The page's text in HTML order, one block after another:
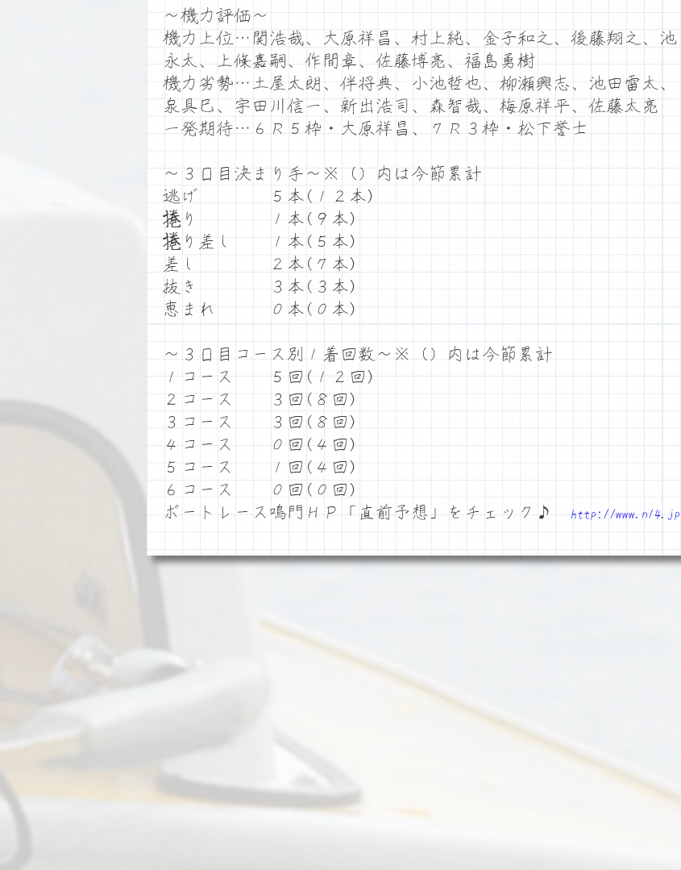
～機力評価～
機力上位…関浩哉、大原祥昌、村上純、金子和之、後藤翔之、池
永太、上條嘉嗣、作間章、佐藤博亮、福島勇樹
機力劣勢…土屋太朗、伴将典、小池哲也、柳瀬興志、池田雷太、
泉具巳、宇田川信一、新出浩司、森智哉、梅原祥平、佐藤太亮
一発期待…６Ｒ５枠・大原祥昌、７Ｒ３枠・松下誉士
～３日目決まり手～※（）内は今節累計
逃げ ５本(１２本)
捲り １本(９本)
捲り差し １本(５本)
差し ２本(７本)
抜き ３本(３本)
恵まれ ０本(０本)
～３日目コース別１着回数～※（）内は今節累計
１コース ５回(１２回)
２コース ３回(８回)
３コース ３回(８回)
４コース ０回(４回)
５コース １回(４回)
６コース ０回(０回)
ボートレース鳴門ＨＰ「直前予想」をチェック♪
http://www.n14.jp